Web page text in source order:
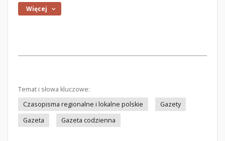
Więcej
Temat i słowa kluczowe:
Czasopisma regionalne i lokalne polskie
Gazety
Gazeta
Gazeta codzienna